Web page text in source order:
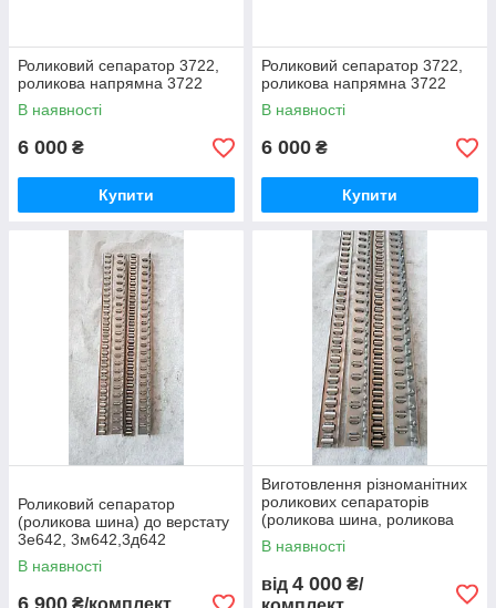
Роликовий сепаратор 3722,
роликова напрямна 3722
В наявності
6 000 ₴
Купити
Роликовий сепаратор 3722,
роликова напрямна 3722
В наявності
6 000 ₴
Купити
Роликовий сепаратор
(роликова шина) до верстату
3е642, 3м642,3д642
В наявності
6 900 ₴/комплект
Виготовлення різноманітних
роликових сепараторів
(роликова шина, роликова
касета) на обладнання
В наявності
від 4 000 ₴/